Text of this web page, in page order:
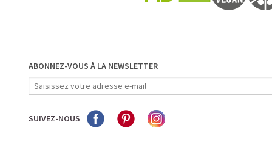
ABONNEZ-VOUS À LA NEWSLETTER
SUIVEZ-NOUS